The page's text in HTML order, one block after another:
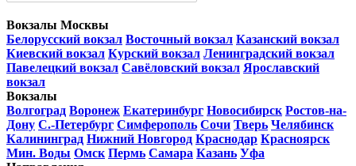
Вокзалы Москвы
Белорусский вокзал Восточный вокзал Казанский вокзал
Киевский вокзал Курский вокзал Ленинградский вокзал
Павелецкий вокзал Савёловский вокзал Ярославский
вокзал
Вокзалы
Волгоград Воронеж Екатеринбург Новосибирск Ростов-на-
Дону С.-Петербург Симферополь Сочи Тверь Челябинск
Калининград Нижний Новгород Краснодар Красноярск
Мин. Воды Омск Пермь Самара Казань Уфа